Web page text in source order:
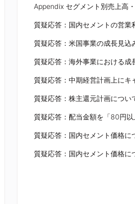
Appendix セグメント別売上高
質疑応答：米国事業の成長見込
質疑応答：株主還元計画につい
質疑応答：国内セメント価格に
質疑応答：国内セメント価格に